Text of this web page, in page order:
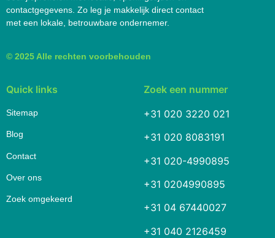
contactgegevens. Zo leg je makkelijk direct contact
met een lokale, betrouwbare ondernemer.
© 2025 Alle rechten voorbehouden
Quick links
Sitemap
Blog
Contact
Over ons
Zoek omgekeerd
Zoek een nummer
+31 020 3220 021
+31 020 8083191
+31 020-4990895
+31 0204990895
+31 04 67440027
+31 040 2126459